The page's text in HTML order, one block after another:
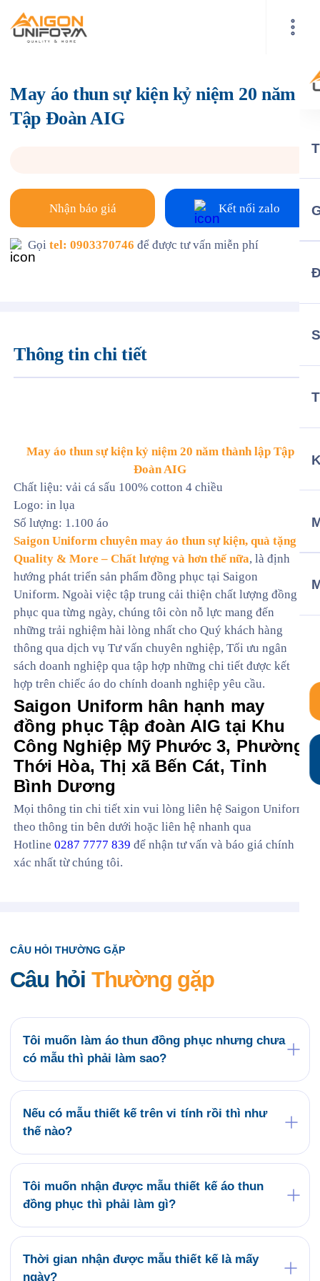
May áo thun sự kiện kỷ niệm 20 năm
Tập Đoàn AIG
Nhận báo giá Kết nối zalo
Gọitel: 0903370746 để được tư vấn miễn phí
Thông tin chi tiết
May áo thun sự kiện kỷ niệm 20 năm thành lập Tập
Đoàn AIG
Chất liệu: vải cá sấu 100% cotton 4 chiều
Logo: in lụa
Số lượng: 1.100 áo
Saigon Uniform chuyên may áo thun sự kiện, quà tặng
Quality & More – Chất lượng và hơn thế nữa, là định
hướng phát triển sản phẩm đồng phục tại Saigon
Uniform. Ngoài việc tập trung cải thiện chất lượng đồng
phục qua từng ngày, chúng tôi còn nỗ lực mang đến
những trải nghiệm hài lòng nhất cho Quý khách hàng
thông qua dịch vụ Tư vấn chuyên nghiệp, Tối ưu ngân
sách doanh nghiệp qua tập hợp những chi tiết được kết
hợp trên chiếc áo do chính doanh nghiệp yêu cầu.
Saigon Uniform hân hạnh may
đồng phục Tập đoàn AIG tại Khu
Công Nghiệp Mỹ Phước 3, Phường
Thới Hòa, Thị xã Bến Cát, Tỉnh
Bình Dương
Mọi thông tin chi tiết xin vui lòng liên hệ Saigon Uniform
theo thông tin bên dưới hoặc liên hệ nhanh qua
Hotline 0287 7777 839 để nhận tư vấn và báo giá chính
xác nhất từ chúng tôi.
CÂU HỎI THƯỜNG GẶP
Câu hỏi Thường gặp
Tôi muốn làm áo thun đồng phục nhưng chưa
có mẫu thì phải làm sao?
phục có sẵn tại website saigonuniform.com hoặc
đến trực tiếp văn phòng Saigon Uniform tại địa chỉ
21/6 Lê Thị Hà, Thới Tam Thôn, Hóc Môn để lựa
Nếu có mẫu thiết kế trên vi tính rồi thì như
thế nào?
mẫu của Quý khách có phù hợp về kỹ thuật in áo
thun đồng phục không? Nếu duyệt mẫu chúng tôi sẽ
tiến hành ký kết hợp đồng và sản xuất hàng loạt
Tôi muốn nhận được mẫu thiết kế áo thun
đồng phục thì phải làm gì?
các bước:
Gửi yêu cầu – Nhận tư vấn – Thiết kế mẫu – May
mẫu – Duyệt mẫu – Ký hợp đồng – Tiến hành sản
Thời gian nhận được mẫu thiết kế là mấy
ngày?